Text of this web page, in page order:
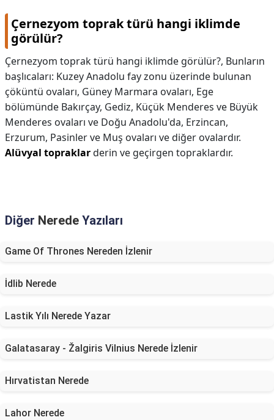
Çernezyom toprak türü hangi iklimde
görülür?
Çernezyom toprak türü hangi iklimde görülür?, Bunların
başlıcaları: Kuzey Anadolu fay zonu üzerinde bulunan
çöküntü ovaları, Güney Marmara ovaları, Ege
bölümünde Bakırçay, Gediz, Küçük Menderes ve Büyük
Menderes ovaları ve Doğu Anadolu'da, Erzincan,
Erzurum, Pasinler ve Muş ovaları ve diğer ovalardır.
Alüvyal topraklarderin ve geçirgen topraklardır.
Diğer Nerede Yazıları
Game Of Thrones Nereden İzlenir
İdlib Nerede
Lastik Yılı Nerede Yazar
Galatasaray - Žalgiris Vilnius Nerede İzlenir
Hırvatistan Nerede
Lahor Nerede